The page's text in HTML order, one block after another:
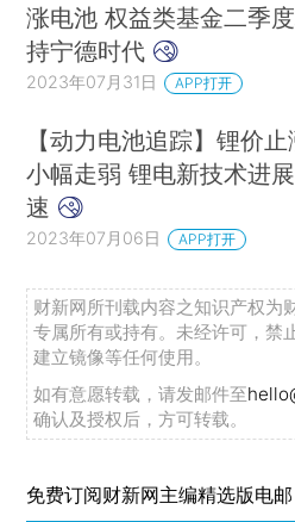
涨电池 权益类基金二季
持宁德时代
2023年07月31日 APP打开
【动力电池追踪】锂价
小幅走弱 锂电新技术进
速
2023年07月06日 APP打开
财新网所刊载内容之知识产权为
专属所有或持有。未经许可，禁
建立镜像等任何使用。
如有意愿转载，请发邮件至
确认及授权后，方可转载。
免费订阅财新网主编精选版电邮